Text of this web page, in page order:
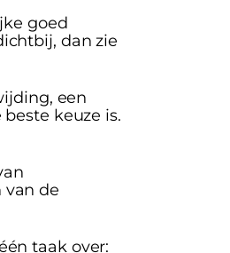
goed
dan zie
een
keuze is.
van de
taak over: